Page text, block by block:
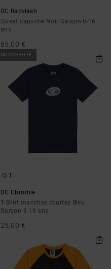
DC Backlash
Sweat capuche Noir Garçon 8-16
ans
65,00 €
NOUVEAUTÉ
1
DC Chromie
T-Shirt manches courtes Bleu
Garçon 8-16 ans
25,00 €